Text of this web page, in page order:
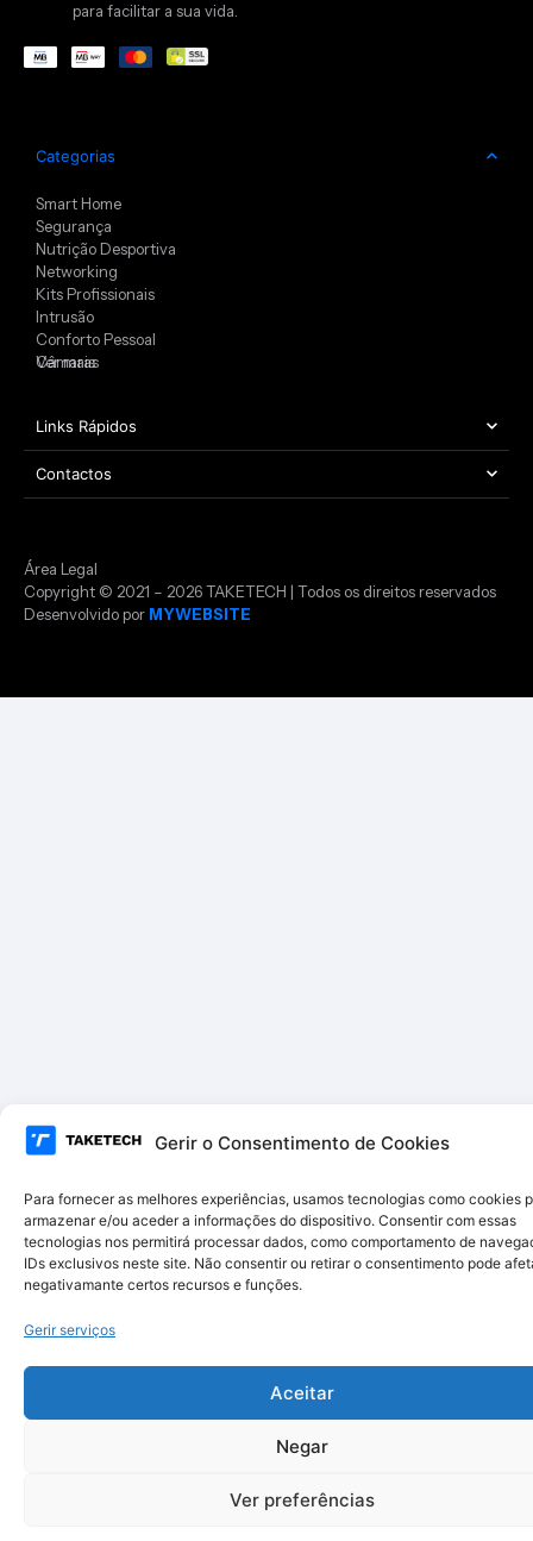
Gerir o Consentimento de Cookies
Para fornecer as melhores experiências, usamos tecnologias como cookies
armazenar e/ou aceder a informações do dispositivo. Consentir com essas
tecnologias nos permitirá processar dados, como comportamento de
IDs exclusivos neste site. Não consentir ou retirar o consentimento pode
negativamante certos recursos e funções.
Gerir serviços
Aceitar
Negar
Ver preferências
para facilitar a sua vida.
Categorias
Smart Home
Segurança
Nutrição Desportiva
Networking
Kits Profissionais
Intrusão
Conforto Pessoal
Câmaras
Ver mais
Links Rápidos
Contactos
Copyright © 2021 – 2026 TAKETECH | Todos os direitos reservados
Desenvolvido por MYWEBSITE
Área Legal